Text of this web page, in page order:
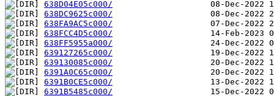
638D04E05c000/
638DC9625c000/
638FA9AC5c000/
638FCC4D5c000/
638FF5955a000/
639127265c000/
639130085c000/
6391A0C65c000/
6391B0CE5c000/
6391B5485c000/